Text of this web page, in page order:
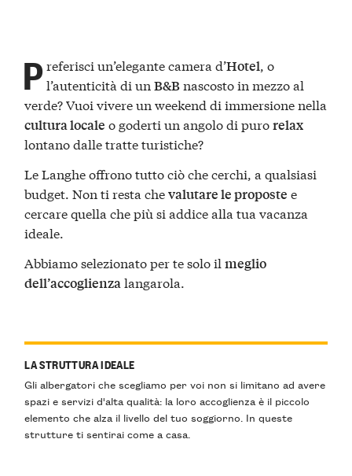
Preferisci un’elegante camera d’Hotel, o
l’autenticità di unB&Bnascosto in mezzo al
verde? Vuoi vivere un weekend di immersione nella
cultura locale o goderti un angolo di purorelax
lontano dalle tratte turistiche?
Le Langhe offrono tutto ciò che cerchi, a qualsiasi
budget. Non ti resta chevalutare le proposte e
cercare quella che più si addice alla tua vacanza
ideale.
Abbiamo selezionato per te solo ilmeglio
dell’accoglienza langarola.
LA STRUTTURA IDEALE
Gli albergatori che scegliamo per voi non si limitano ad avere
spazi e servizi d'alta qualità: la loro accoglienza è il piccolo
elemento che alza il livello del tuo soggiorno. In queste
strutture ti sentirai come a casa.